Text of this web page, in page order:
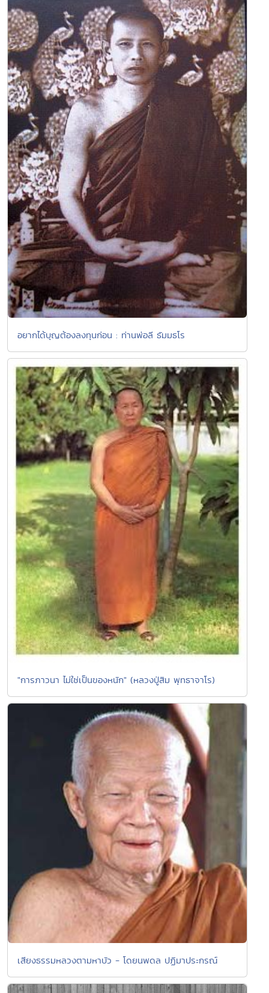
อยากได้บุญต้องลงทุนก่อน : ท่านพ่อลี ธัมมธโร
"การภาวนา ไม่ใช่เป็นของหนัก" (หลวงปู่สิม พุทธาจาโร)
เสียงธรรมหลวงตามหาบัว - โดยนพดล ปฏิมาประกรณ์